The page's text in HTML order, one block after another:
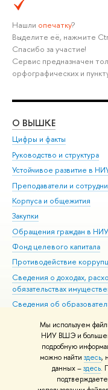
Мы используем
НИУ ВШЭ и
подробную
можно найти здесь,
данных –здесь.
Нашли опечатку?
Выделите её, нажмите
Спасибо за участие!
Сервис предназначен
орфографических и
О ВЫШКЕ
Цифры и факты
Руководство и структура
Устойчивое развитие в
Преподаватели и
Корпуса и общежития
Закупки
Обращения граждан в
Фонд целевого капитала
Противодействие
Сведения о доходах,
обязательствах
Сведения об
Людям с ограниченными
Единая платежная страница
Работа в Вышке